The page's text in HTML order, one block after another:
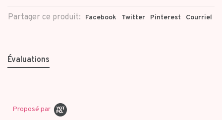
Partager ce produit: Facebook Twitter Pinterest Courriel
Évaluations
Proposé par